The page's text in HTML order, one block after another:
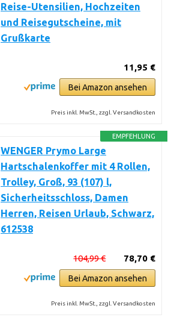
Reise-Utensilien, Hochzeiten
und Reisegutscheine, mit
Grußkarte
11,95 €
Bei Amazon ansehen
Preis inkl. MwSt., zzgl. Versandkosten
EMPFEHLUNG
WENGER Prymo Large
Hartschalenkoffer mit 4 Rollen,
Trolley, Groß, 93 (107) l,
Sicherheitsschloss, Damen
Herren, Reisen Urlaub, Schwarz,
612538
78,70 €
104,99 €
Bei Amazon ansehen
Preis inkl. MwSt., zzgl. Versandkosten